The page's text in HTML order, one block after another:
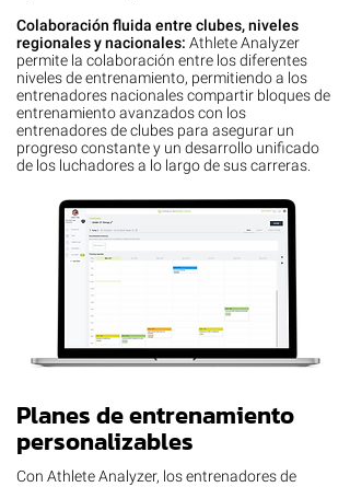
Colaboración fluida entre clubes, niveles
regionales y nacionales: Athlete Analyzer
permite la colaboración entre los diferentes
niveles de entrenamiento, permitiendo a los
entrenadores nacionales compartir bloques de
entrenamiento avanzados con los
entrenadores de clubes para asegurar un
progreso constante y un desarrollo unificado
de los luchadores a lo largo de sus carreras.
Planes de entrenamiento
personalizables
Con Athlete Analyzer, los entrenadores de